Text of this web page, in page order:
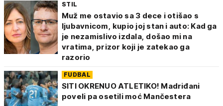
STIL
Muž me ostavio sa 3 dece i otišao s
ljubavnicom, kupio joj stan i auto: Kad ga
je nezamislivo izdala, došao mi na
vratima, prizor koji je zatekao ga
razorio
FUDBAL
SITI OKRENUO ATLETIKO! Madriđani
poveli pa osetili moć Mančestera